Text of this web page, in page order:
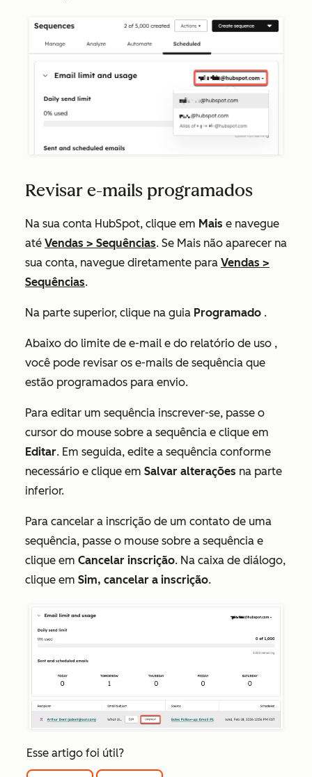
Revisar e-mails programados
Na sua conta HubSpot, clique em Mais e navegue
até Vendas > Sequências. Se Mais não aparecer na
sua conta, navegue diretamente para Vendas >
Sequências.
Na parte superior, clique na guia Programado .
Abaixo do limite de e-mail e do relatório de uso ,
você pode revisar os e-mails de sequência que
estão programados para envio.
Para editar um sequência inscrever-se, passe o
cursor do mouse sobre a sequência e clique em
Editar. Em seguida, edite a sequência conforme
necessário e clique em Salvar alterações na parte
inferior.
Para cancelar a inscrição de um contato de uma
sequência, passe o mouse sobre a sequência e
clique em Cancelar inscrição. Na caixa de diálogo,
clique em Sim, cancelar a inscrição.
Esse artigo foi útil?